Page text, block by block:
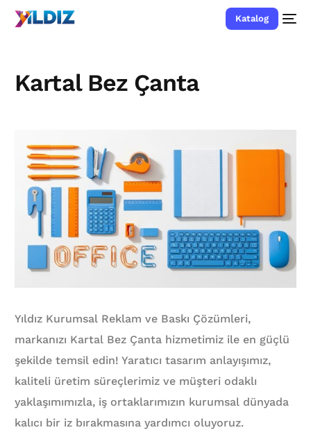
Katalog
Kartal Bez Çanta
Yıldız Kurumsal Reklam ve Baskı Çözümleri,
markanızı Kartal Bez Çanta hizmetimiz ile en güçlü
şekilde temsil edin! Yaratıcı tasarım anlayışımız,
kaliteli üretim süreçlerimiz ve müşteri odaklı
yaklaşımımızla, iş ortaklarımızın kurumsal dünyada
kalıcı bir iz bırakmasına yardımcı oluyoruz.